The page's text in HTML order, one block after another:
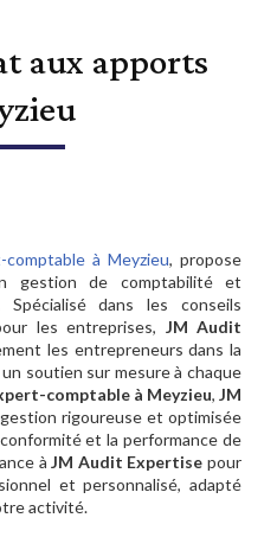
aux apports
comptable à Meyzieu, propose
gestion de comptabilité et
Spécialisé dans les conseils
les entreprises, JM Audit
les entrepreneurs dans la
soutien sur mesure à chaque
comptable à Meyzieu, JM
rigoureuse et optimisée
et la performance de
àJM Audit Expertise pour
et personnalisé, adapté
activité.